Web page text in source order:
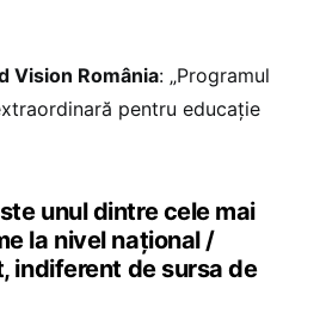
Vision România: „Programul
pentru educație
unul dintre cele mai
la nivel național /
indiferent de sursa de